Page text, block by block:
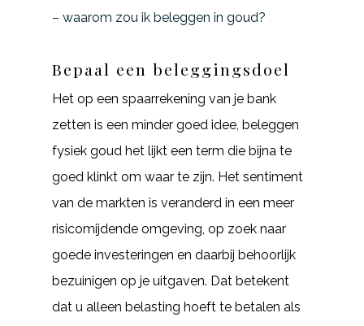
– waarom zou ik beleggen in goud?
Bepaal een beleggingsdoel
Het op een spaarrekening van je bank
zetten is een minder goed idee, beleggen
fysiek goud het lijkt een term die bijna te
goed klinkt om waar te zijn. Het sentiment
van de markten is veranderd in een meer
risicomijdende omgeving, op zoek naar
goede investeringen en daarbij behoorlijk
bezuinigen op je uitgaven. Dat betekent
dat u alleen belasting hoeft te betalen als